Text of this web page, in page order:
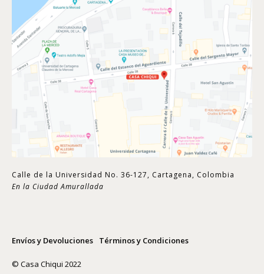
Calle de la Universidad No. 36-127, Cartagena, Colombia
En la Ciudad Amurallada
Envíos y Devoluciones Términos y Condiciones
© Casa Chiqui 2022